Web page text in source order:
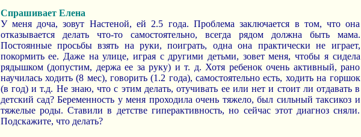
Спрашивает Елена
У меня доча, зовут Настеной, ей 2.5 года. Проблема заключается в том, что она
отказывается делать что-то самостоятельно, всегда рядом должна быть мама.
Постоянные просьбы взять на руки, поиграть, одна она практически не играет,
покормить ее. Даже на улице, играя с другими детьми, зовет меня, чтобы я сидела
рядышком (допустим, держа ее за руку) и т. д. Хотя ребенок очень активный, рано
научилась ходить (8 мес), говорить (1.2 года), самостоятельно есть, ходить на горшок
(в год) и т.д. Не знаю, что с этим делать, отучивать ее или нет и стоит ли отдавать в
детский сад? Беременность у меня проходила очень тяжело, был сильный таксикоз и
тяжелые роды. Ставили в детстве гиперактивность, но сейчас этот диагноз сняли.
Подскажите, что делать?